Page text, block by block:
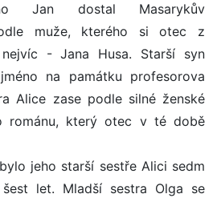
Jan dostal Masarykův
muže, kterého si otec z
- Jana Husa. Starší syn
na památku profesorova
Alice zase podle silné ženské
románu, který otec v té době
jeho starší sestře Alici sedm
let. Mladší sestra Olga se